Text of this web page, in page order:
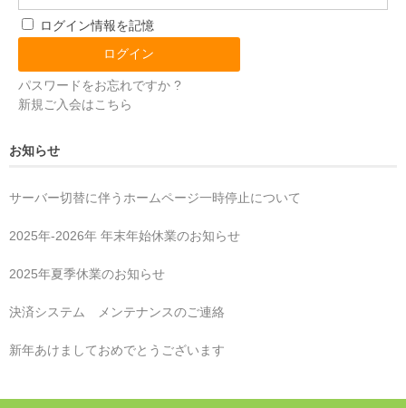
ログイン情報を記憶
パスワードをお忘れですか ?
新規ご入会はこちら
お知らせ
サーバー切替に伴うホームページ一時停止について
2025年‐2026年 年末年始休業のお知らせ
2025年夏季休業のお知らせ
決済システム メンテナンスのご連絡
新年あけましておめでとうございます